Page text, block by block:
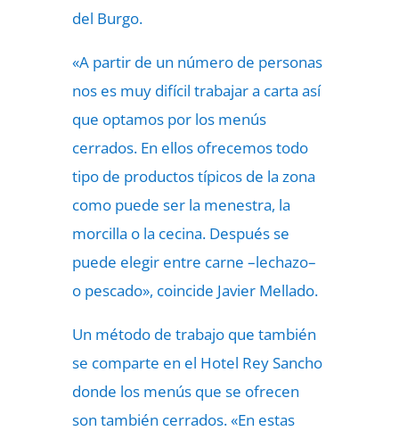
del Burgo.
«A partir de un número de personas
nos es muy difícil trabajar a carta así
que optamos por los menús
cerrados. En ellos ofrecemos todo
tipo de productos típicos de la zona
como puede ser la menestra, la
morcilla o la cecina. Después se
puede elegir entre carne –lechazo–
o pescado», coincide Javier Mellado.
Un método de trabajo que también
se comparte en el Hotel Rey Sancho
donde los menús que se ofrecen
son también cerrados. «En estas